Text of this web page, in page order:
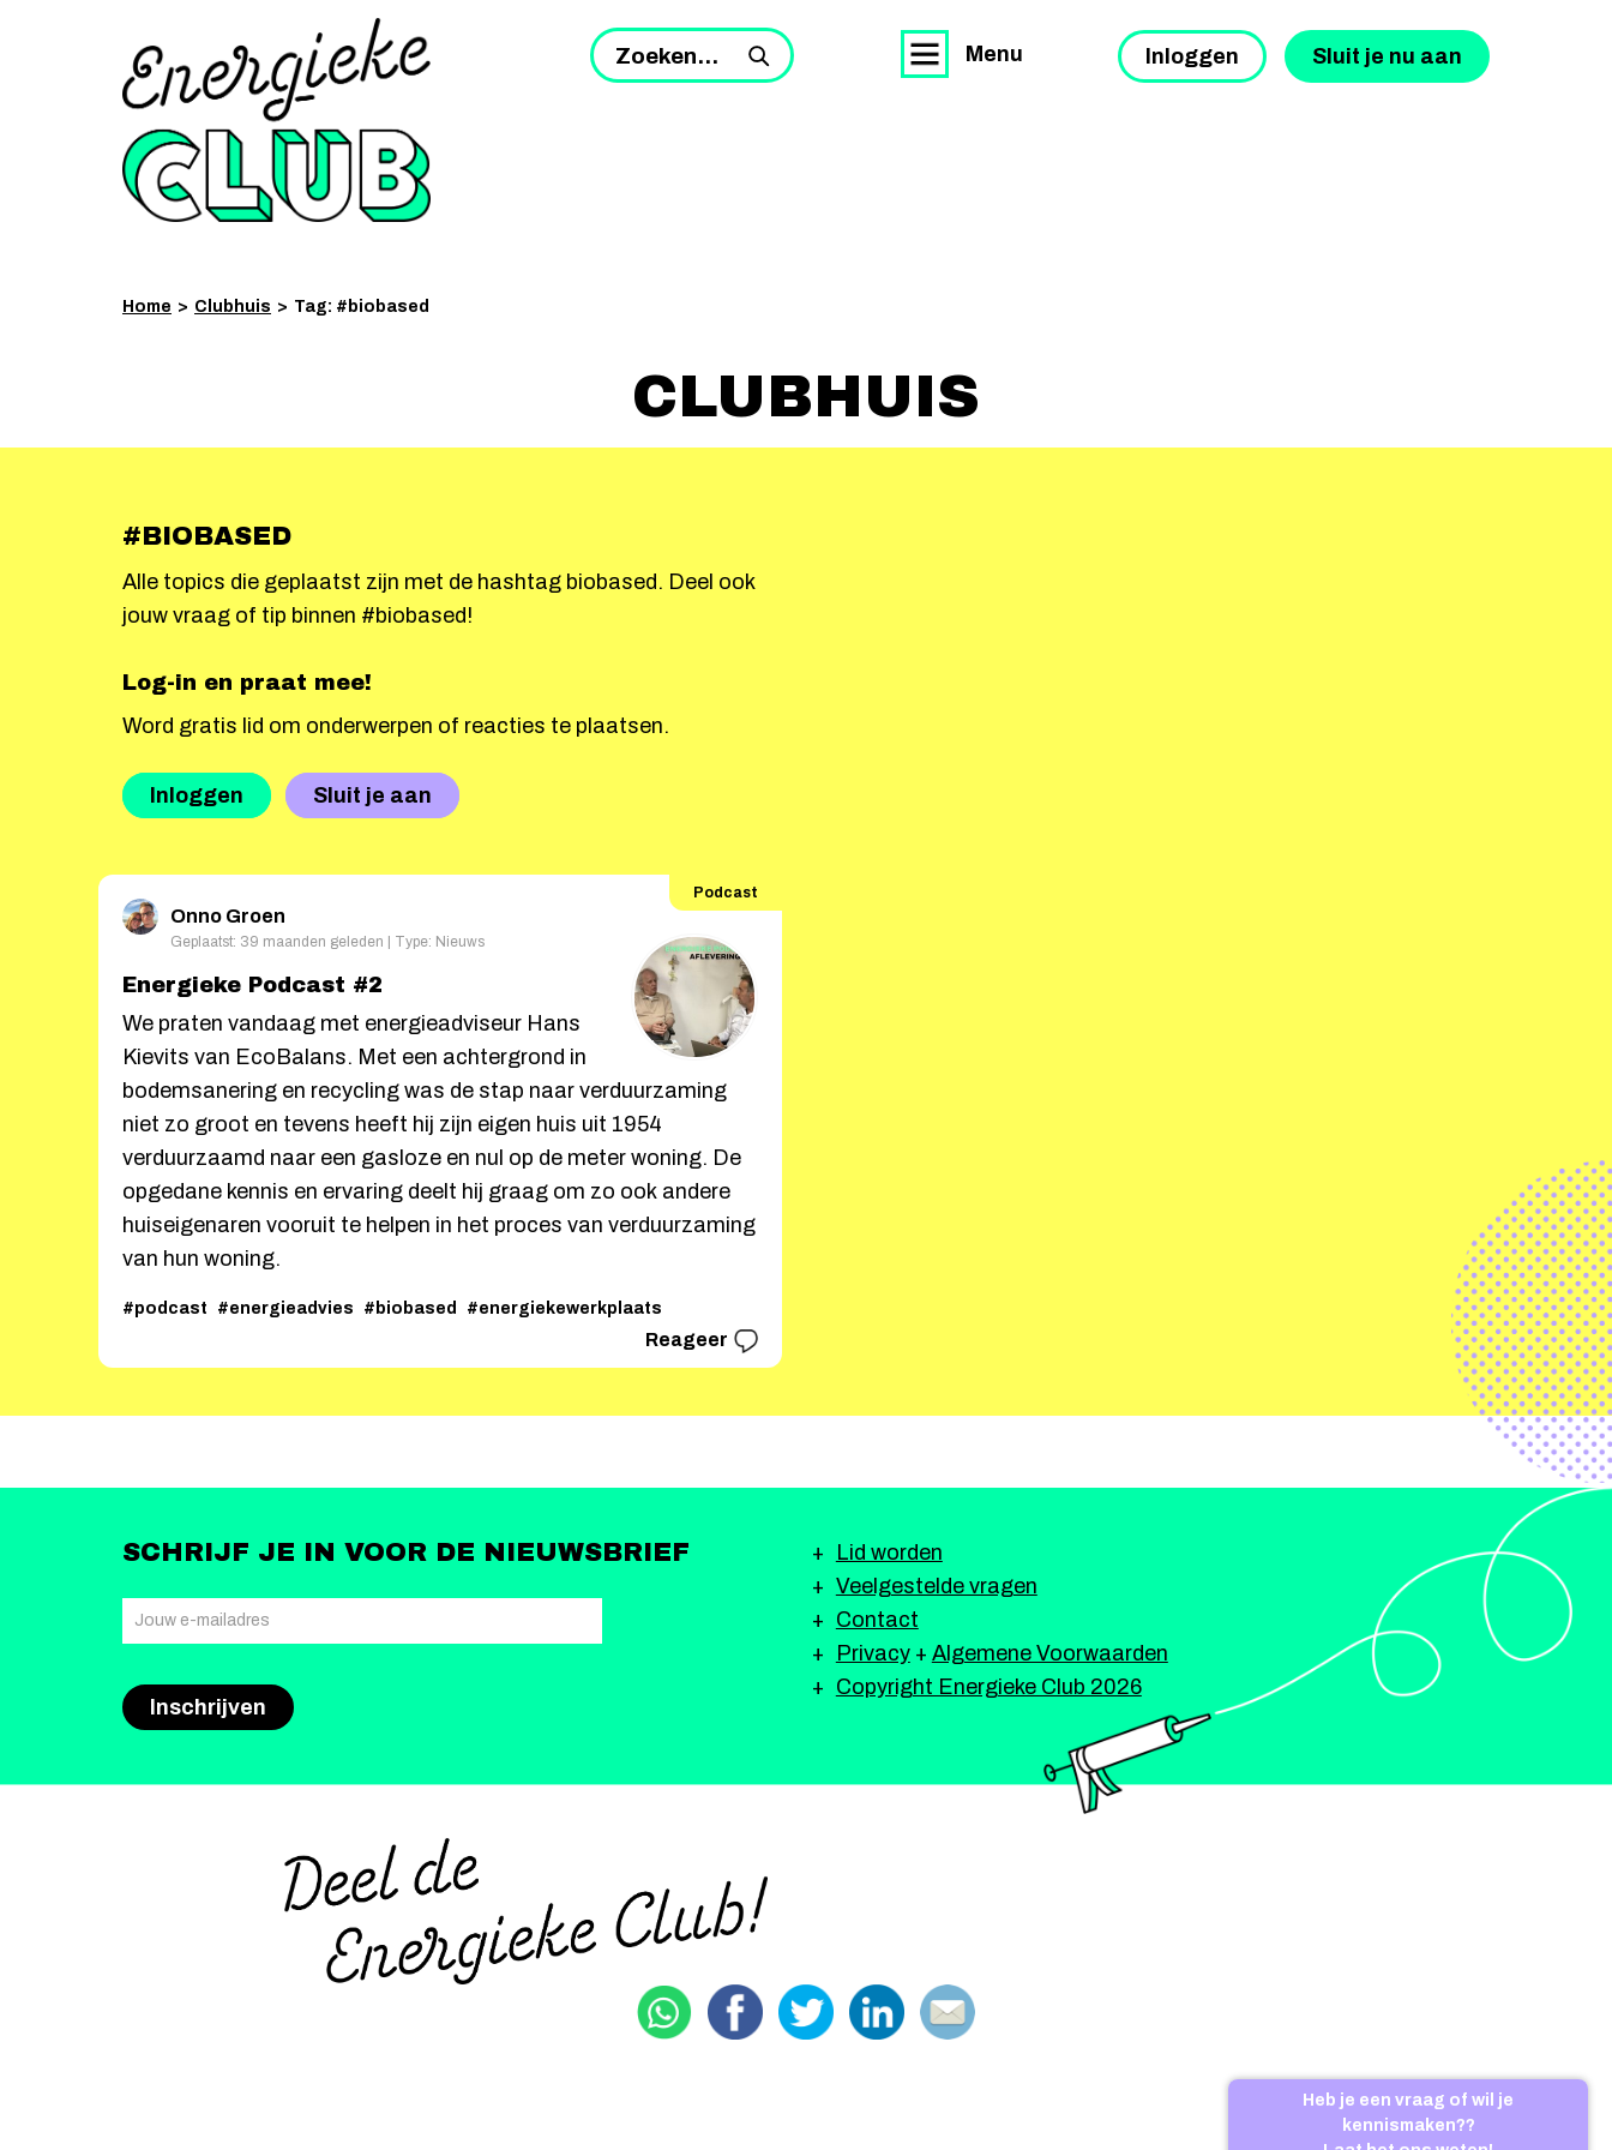
Sluit je nu aan
Inloggen
Zoeken... Menu
Home > Clubhuis > Tag: #biobased
CLUBHUIS
#BIOBASED
Alle topics die geplaatst zijn met de hashtag biobased. Deel ook
jouw vraag of tip binnen #biobased!
Log-in en praat mee!
Word gratis lid om onderwerpen of reacties te plaatsen.
Inloggen Sluit je aan
Podcast
Onno Groen
Geplaatst: 39 maanden geleden | Type: Nieuws
Energieke Podcast #2
We praten vandaag met energieadviseur Hans
Kievits van EcoBalans. Met een achtergrond in
bodemsanering en recycling was de stap naar verduurzaming
niet zo groot en tevens heeft hij zijn eigen huis uit 1954
verduurzaamd naar een gasloze en nul op de meter woning. De
opgedane kennis en ervaring deelt hij graag om zo ook andere
huiseigenaren vooruit te helpen in het proces van verduurzaming
van hun woning.
#podcast #energieadvies #biobased #energiekewerkplaats
Reageer
SCHRIJF JE IN VOOR DE NIEUWSBRIEF
Lid worden
Veelgestelde vragen
Contact
Privacy+ Algemene Voorwaarden
Copyright Energieke Club 2026
Heb je een vraag of wil je
kennismaken??